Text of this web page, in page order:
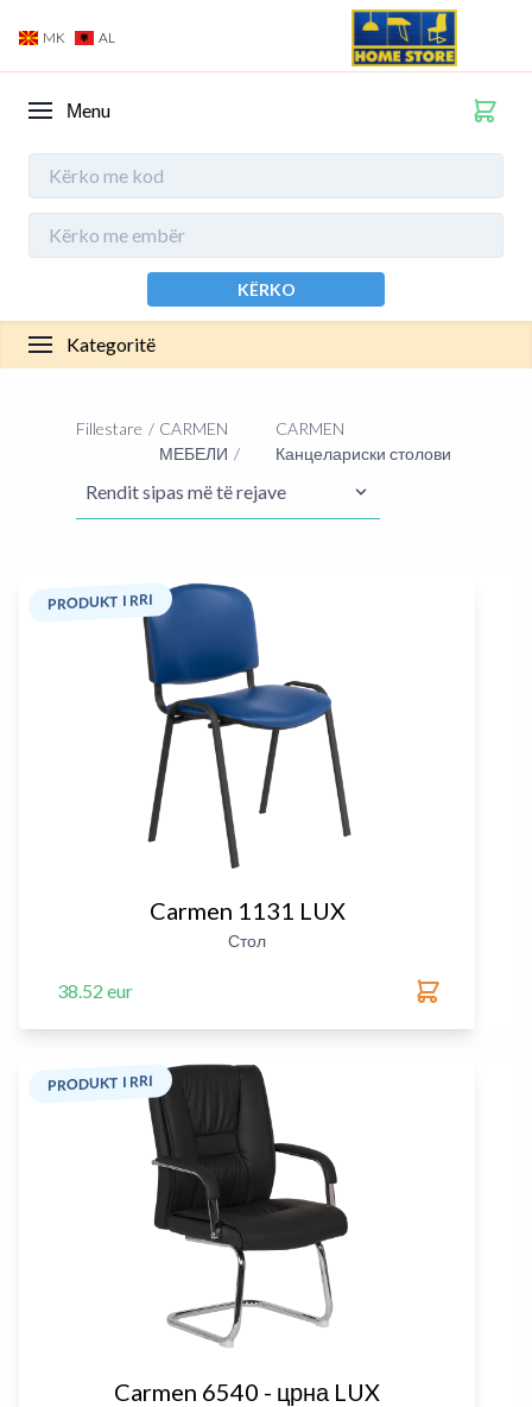
MK AL
Мenu
KËRKO
Kategoritë
Fillestare
CARMEN
МЕБЕЛИ
CARMEN
Канцелариски столови
PRODUKT I RRI
Carmen 1131 LUX
Стол
38.52 eur
PRODUKT I RRI
Carmen 6540 - црна LUX